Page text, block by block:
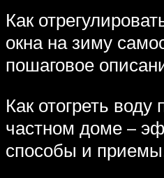
Как
окна на зиму
пошаговое
Как отогреть
частном доме –
способы и